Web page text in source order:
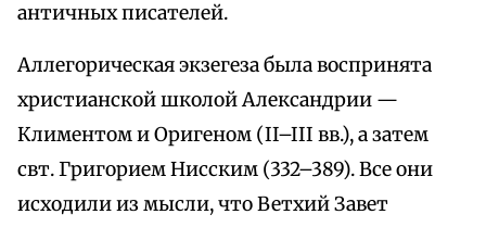
античных писателей.
Аллегорическая экзегеза была воспринята
христианской школой Александрии —
Климентом и Оригеном (II–III вв.), а затем
свт. Григорием Нисским (332–389). Все они
исходили из мысли, что Ветхий Завет